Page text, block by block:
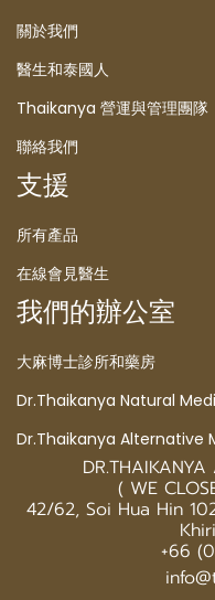
關於我們
醫生和泰國人
Thaikanya 營運與管理團隊
聯絡我們
支援
所有產品
在線會見醫生
我們的辦公室
大麻博士診所和藥房
Dr.Thaikanya Natural
Dr.Thaikanya Alternative
DR.THAIKANYA
( WE
42/62, Soi Hua Hin
+66